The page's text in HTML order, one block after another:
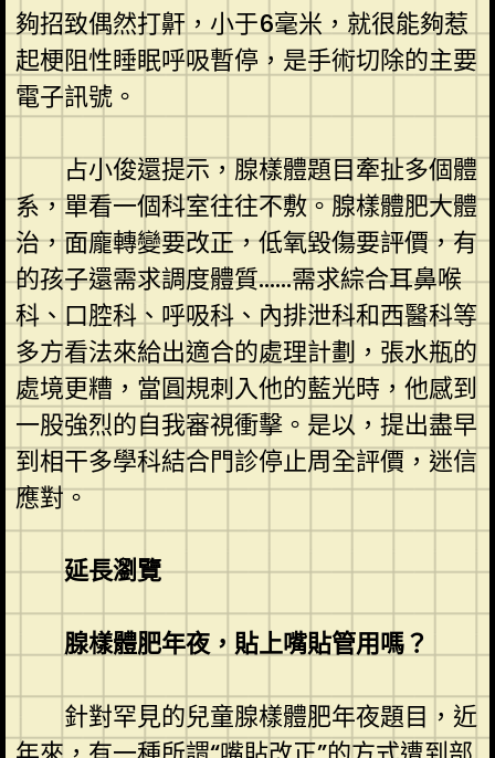
夠招致偶然打鼾，小于6毫米，就很能夠惹
起梗阻性睡眠呼吸暫停，是手術切除的主要
電子訊號。
占小俊還提示，腺樣體題目牽扯多個體
系，單看一個科室往往不敷。腺樣體肥大體
治，面龐轉變要改正，低氧毀傷要評價，有
的孩子還需求調度體質……需求綜合耳鼻喉
科、口腔科、呼吸科、內排泄科和西醫科等
多方看法來給出適合的處理計劃，張水瓶的
處境更糟，當圓規刺入他的藍光時，他感到
一股強烈的自我審視衝擊。是以，提出盡早
到相干多學科結合門診停止周全評價，迷信
應對。
延長瀏覽
腺樣體肥年夜，貼上嘴貼管用嗎？
針對罕見的兒童腺樣體肥年夜題目，近